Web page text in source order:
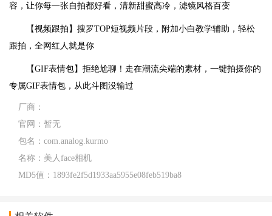
容，让你每一张自拍都好看，清新甜蜜高冷，滤镜风格百变
【视频跟拍】搜罗TOP短视频片段，附加小白教学辅助，轻松
跟拍，全网红人就是你
【GIF表情包】拒绝尬聊！走在潮流尖端的素材，一键拍摄你的
专属GIF表情包，从此斗图没输过
厂商：
官网： 暂无
包名： com.analog.kurmo
名称： 美人face相机
MD5值： 1893fe2f5d1933aa5955e08feb519ba8